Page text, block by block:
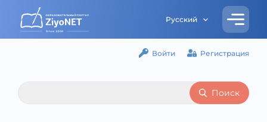
Русский
Войти Регистрация
Поиск